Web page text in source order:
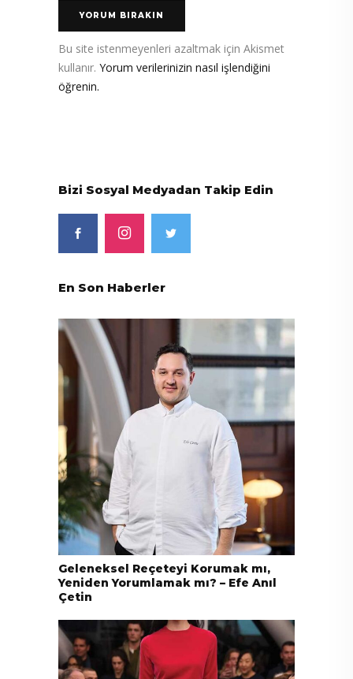
Bu site istenmeyenleri azaltmak için Akismet
kullanır. Yorum verilerinizin nasıl işlendiğini
öğrenin.
Bizi Sosyal Medyadan Takip Edin
En Son Haberler
Geleneksel Reçeteyi Korumak mı,
Yeniden Yorumlamak mı? – Efe Anıl
Çetin